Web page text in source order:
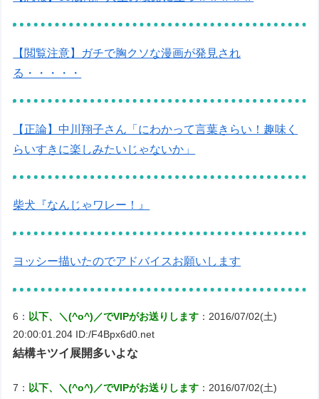
【閲覧注意】ガチで胸クソな漫画が発見され
る・・・・・
【正論】中川翔子さん「にわかって言葉きらい！趣味く
らいすきに楽しみたいじゃないか」
柴犬『なんじゃワレー！』
ヨッシー描いたのでアドバイスお願いします
6： 以下、＼(^o^)／でVIPがお送りします ：2016/07/02(土)
20:00:01.204 ID:/F4Bpx6d0.net
結構キツイ展開多いよな
7： 以下、＼(^o^)／でVIPがお送りします ：2016/07/02(土)